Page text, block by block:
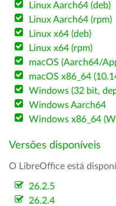
Linux Aarch64 (deb)
Linux Aarch64 (rpm)
Linux x64 (deb)
Linux x64 (rpm)
macOS (Aarch64/
macOS x86_64
Windows (32 bit,
Windows Aarch64
Windows x86_64
Versões disponíveis
O LibreOffice está
26.2.5
26.2.4